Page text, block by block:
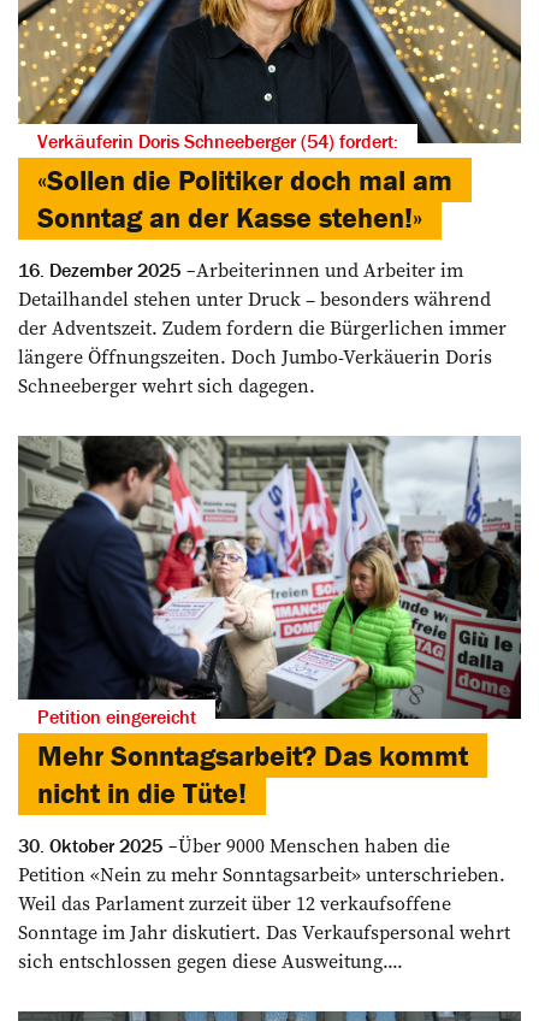
Verkäuferin Doris Schneeberger (54) fordert:
«Sollen die Politiker doch mal am
Sonntag an der Kasse stehen!»
16. Dezember 2025
Arbeiterinnen und Arbeiter im
Detailhandel stehen unter Druck – besonders während
der Adventszeit. Zudem fordern die Bürgerlichen immer
längere Öffnungszeiten. Doch Jumbo-Verkäuerin Doris
Schneeberger wehrt sich dagegen.
Petition eingereicht
Mehr Sonntagsarbeit? Das kommt
nicht in die Tüte!
30. Oktober 2025
Über 9000 Menschen haben die
Petition «Nein zu mehr Sonntagsarbeit» unterschrieben.
Weil das Parlament zurzeit über 12 verkaufsoffene
Sonntage im Jahr diskutiert. Das Verkaufspersonal wehrt
sich entschlossen gegen diese Ausweitung....